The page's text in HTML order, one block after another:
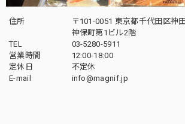
住所
〒101-0051 東京都千代田区神
神保町第1ビル2階
TEL
03-5280-5911
営業時間
12:00-18:00
定休日
不定休
E-mail
info@magnif.jp